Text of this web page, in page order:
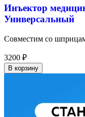
Инъектор
Универсальный
Совместим со
3200 ₽
В корзину